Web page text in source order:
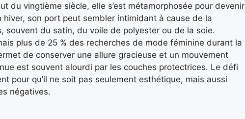
du vingtième siècle, elle s’est métamorphosée pour devenir
hiver, son port peut sembler intimidant à cause de la
souvent du satin, du voile de polyester ou de la soie.
plus de 25 % des recherches de mode féminine durant la
de conserver une allure gracieuse et un mouvement
est souvent alourdi par les couches protectrices. Le défi
pour qu’il ne soit pas seulement esthétique, mais aussi
négatives.